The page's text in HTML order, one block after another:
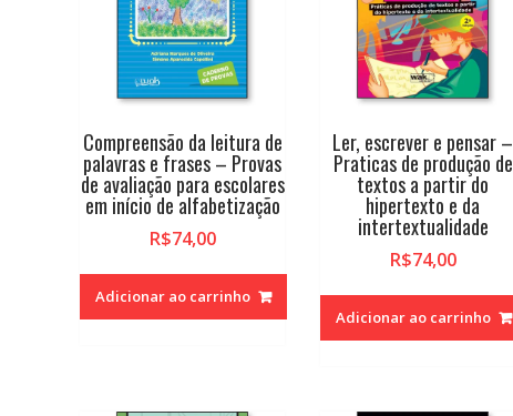
Compreensão da leitura de
palavras e frases – Provas
de avaliação para escolares
em início de alfabetização
R$74,00
Adicionar ao carrinho
Ler, escrever e pensar –
Praticas de produção de
textos a partir do
hipertexto e da
intertextualidade
R$74,00
Adicionar ao carrinho